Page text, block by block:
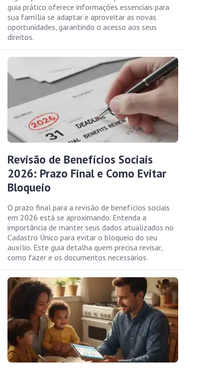
guia prático oferece informações essenciais para
sua família se adaptar e aproveitar as novas
oportunidades, garantindo o acesso aos seus
direitos.
Revisão de Benefícios Sociais
2026: Prazo Final e Como Evitar
Bloqueio
O prazo final para a revisão de benefícios sociais
em 2026 está se aproximando. Entenda a
importância de manter seus dados atualizados no
Cadastro Único para evitar o bloqueio do seu
auxílio. Este guia detalha quem precisa revisar,
como fazer e os documentos necessários.